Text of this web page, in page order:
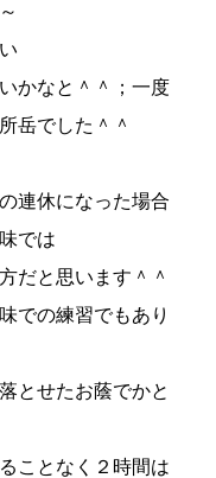
かなと＾＾；一度
岳でした＾＾
連休になった場合
では
だと思います＾＾
での練習でもあり
とせたお蔭でかと
ことなく２時間は